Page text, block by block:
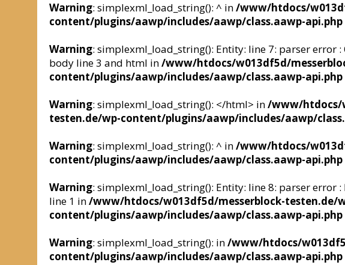
Warning: simplexml_load_string(): ^ in/www/htdocs/
content/plugins/aawp/includes/aawp/class.aawp-api.php
Warning: simplexml_load_string(): Entity: line 7: parser error
body line 3 and html in/www/htdocs/w013df5d/
content/plugins/aawp/includes/aawp/class.aawp-api.php
Warning: simplexml_load_string(): </html> in/www/htdocs/
testen.de/wp-content/plugins/aawp/includes/aawp/
Warning: simplexml_load_string(): ^ in/www/htdocs/
content/plugins/aawp/includes/aawp/class.aawp-api.php
Warning: simplexml_load_string(): Entity: line 8: parser error
line 1 in/www/htdocs/w013df5d/messerblock-testen.de/
content/plugins/aawp/includes/aawp/class.aawp-api.php
Warning: simplexml_load_string(): in/www/htdocs/
content/plugins/aawp/includes/aawp/class.aawp-api.php